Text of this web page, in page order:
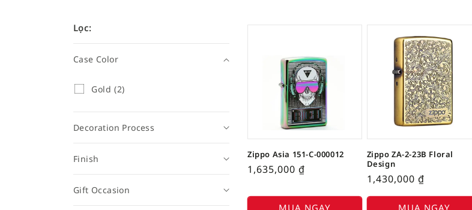
Lọc:
Case Color
CaseGold (2)
G
l
(
2
s
ả
n
p
h
ẩ
Decoration Process
Finish
Gift Occasion
Zippo Asia 151-C-000012
1,635,000 ₫
MUA NGAY
Zippo ZA-2-23B Floral
Design
1,430,000 ₫
MUA NGAY